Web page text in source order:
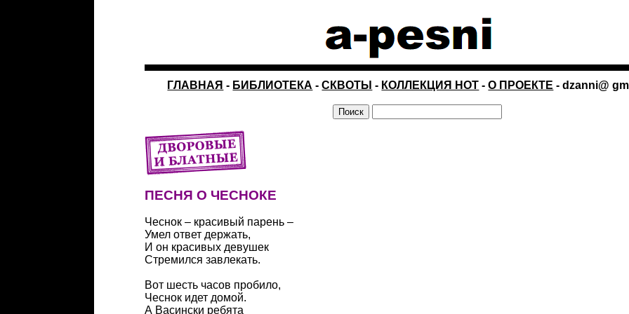
ГЛАВНАЯ - БИБЛИОТЕКА -СКВОТЫ - КОЛЛЕКЦИЯ НОТ -О ПРОЕКТЕ - dzanni@
ПЕСНЯ О ЧЕСНОКЕ
Чеснок – красивый парень –
Умел ответ держать,
И он красивых девушек
Стремился завлекать.
Вот шесть часов пробило,
Чеснок идет домой.
А Васински ребята